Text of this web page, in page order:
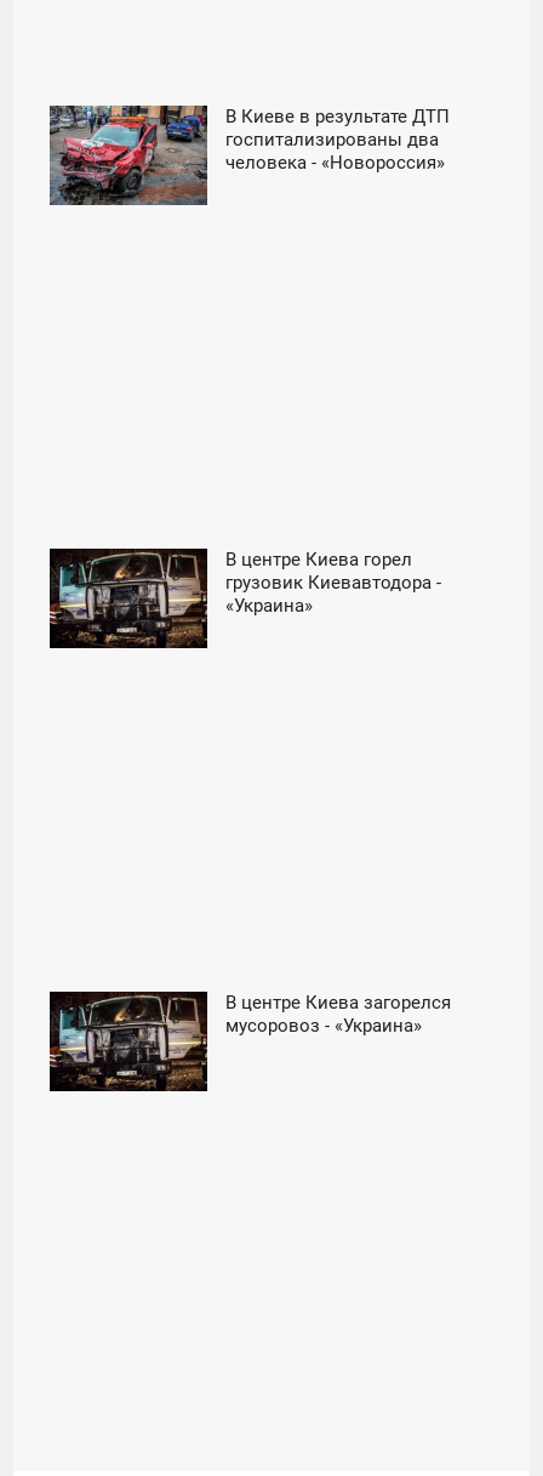
В Киеве в результате ДТП
госпитализированы два
человека - «Новороссия»
В центре Киева горел
грузовик Киевавтодора -
«Украина»
В центре Киева загорелся
мусоровоз - «Украина»